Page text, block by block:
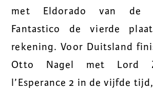
met Eldorado van de
Fantastico de vierde
rekening. Voor Duitsland
Otto Nagel met Lord Z-
l’Esperance 2 in de vijfde